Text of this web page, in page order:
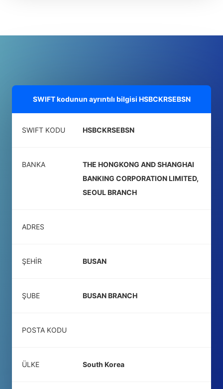
SWIFT kodunun ayrıntılı bilgisi HSBCKRSEBSN
SWIFT KODU HSBCKRSEBSN
BANKA
THE HONGKONG AND SHANGHAI
BANKING CORPORATION LIMITED,
SEOUL BRANCH
ADRES
ŞEHIR BUSAN
ŞUBE BUSAN BRANCH
POSTA KODU
ÜLKE South Korea